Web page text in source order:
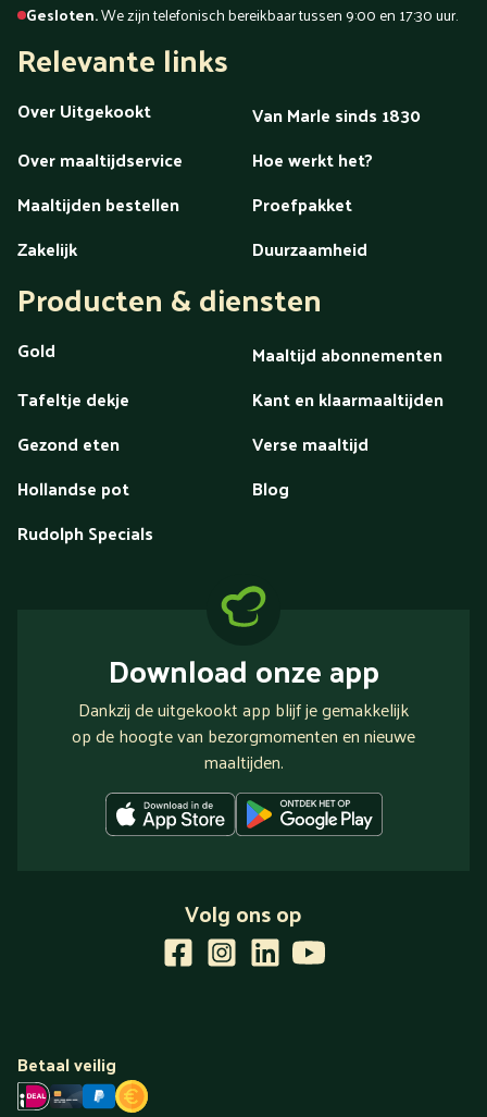
Gesloten.We zijn telefonisch bereikbaar tussen 9:00 en 17:30 uur.
Relevante links
Over Uitgekookt
Van Marle sinds 1830
Over maaltijdservice
Hoe werkt het?
Maaltijden bestellen
Proefpakket
Zakelijk
Duurzaamheid
Producten & diensten
Gold
Maaltijd abonnementen
Tafeltje dekje
Kant en klaarmaaltijden
Gezond eten
Verse maaltijd
Hollandse pot
Blog
Rudolph Specials
Download onze app
Dankzij de uitgekookt app blijf je gemakkelijk
op de hoogte van bezorgmomenten en nieuwe
maaltijden.
Volg ons op
Betaal veilig